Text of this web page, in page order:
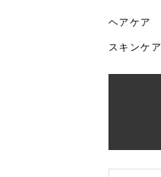
ヘアケア
スキンケア